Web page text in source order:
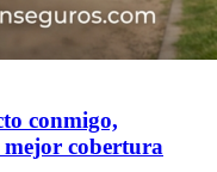
conmigo,
mejor cobertura